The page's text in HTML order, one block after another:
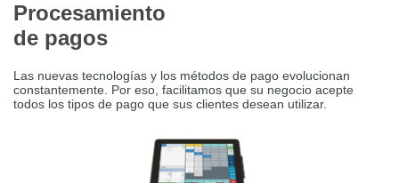
Procesamiento
de pagos
Las nuevas tecnologías y los métodos de pago evolucionan
constantemente. Por eso, facilitamos que su negocio acepte
todos los tipos de pago que sus clientes desean utilizar.